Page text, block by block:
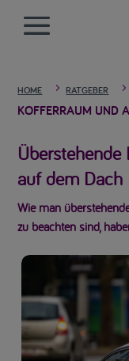
HOME 5 RATGEBER 5
KOFFERRAUM UND
auf dem Dach
Wie man
zu beachten sind,